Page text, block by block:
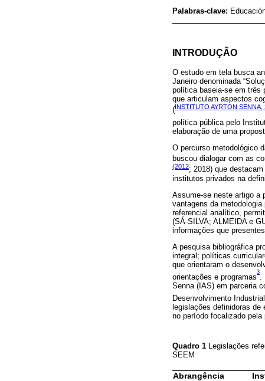
Palabras-clave:
INTRODUÇÃO
O estudo em tela busca
Janeiro denominada
política baseia-se em três
que articulam aspectos
( INSTITUTO AYRTON SENNA,
política pública pelo
elaboração de uma
O percurso metodológico
buscou dialogar com as
(2012; 2018) que
institutos privados na
Assume-se neste artigo a
vantagens da
referencial analítico,
(SÁ-SILVA; ALMEIDA e
informações que
A pesquisa bibliográfica
integral; políticas
que orientaram o
orientações e programas
3
.
Senna (IAS) em parceria
Desenvolvimento
legislações definidoras
no período focalizado
Quadro 1 Legislações
SEEM
Abrangência